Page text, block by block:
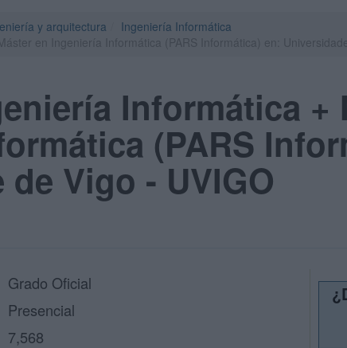
y arquitectura
Ingeniería Informática
Informática +
(PARS
Vigo - UVIGO
Grado Oficial
Presencial
7,568